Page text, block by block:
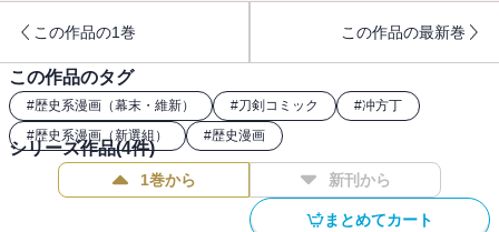
この作品の1巻 この作品の最新巻
この作品のタグ
#歴史系漫画（幕末・維新） #刀剣コミック #冲方丁
#歴史系漫画（新選組） #歴史漫画
シリーズ作品(4件)
1巻から 新刊から
まとめてカート